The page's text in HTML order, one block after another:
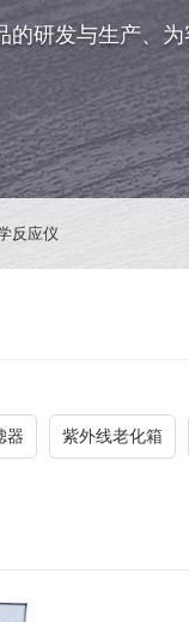
的研发与生产、
反应仪
器 紫外线老化箱